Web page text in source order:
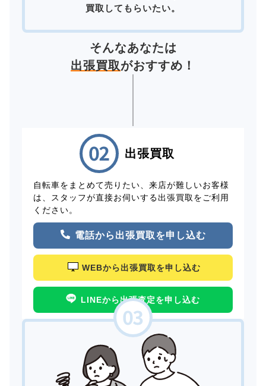
買取してもらいたい。
そんなあなたは
出張買取がおすすめ！
出張買取
自転車をまとめて売りたい、来店が難しいお客様
は、スタッフが直接お伺いする出張買取をご利用
ください。
電話から出張買取を申し込む
WEBから出張買取を申し込む
LINEから出張査定を申し込む